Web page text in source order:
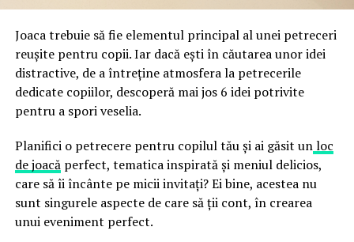
false până la tentative de furt al datelor personale și
financiare. Instituția recomandă verificarea atentă a
sursei mesajelor și raportarea incidentelor la numărul
unic 1911.
Campaniile identificate în ultimele săptămâni folosesc
false de streaming, coduri QR malițioase și mesaje care
promit bilete, rambursări, premii sau acces gratuit la
meciuri. FBI a emis în luna mai un avertisment privind
site-urile care clonează platforma oficială prin
modificări minore ale denumirii domeniului, precum
Joaca trebuie să fie elementul principal al unei petreceri
reușite pentru copii. Iar dacă ești în căutarea unor idei
distractive, de a întreține atmosfera la petrecerile
dedicate copiilor, descoperă mai jos 6 idei potrivite
pentru a spori veselia.
Planifici o petrecere pentru copilul tău și ai găsit unloc
de joacăperfect, tematica inspirată și meniul delicios,
care să îi încânte pe micii invitați? Ei bine, acestea nu
sunt singurele aspecte de care să ții cont, în crearea
unui eveniment perfect.